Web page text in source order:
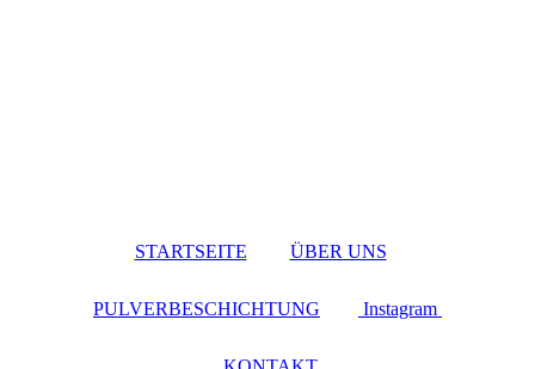
STARTSEITE ÜBER UNS
PULVERBESCHICHTUNG Instagram